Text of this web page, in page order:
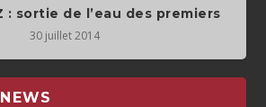
: sortie de l’eau des premiers
30 juillet 2014